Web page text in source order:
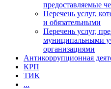
предоставляемые
Перечень услуг,
и обязательными
Перечень услуг,
муниципальными
организациями
Антикоррупционная
КРП
ТИК
...